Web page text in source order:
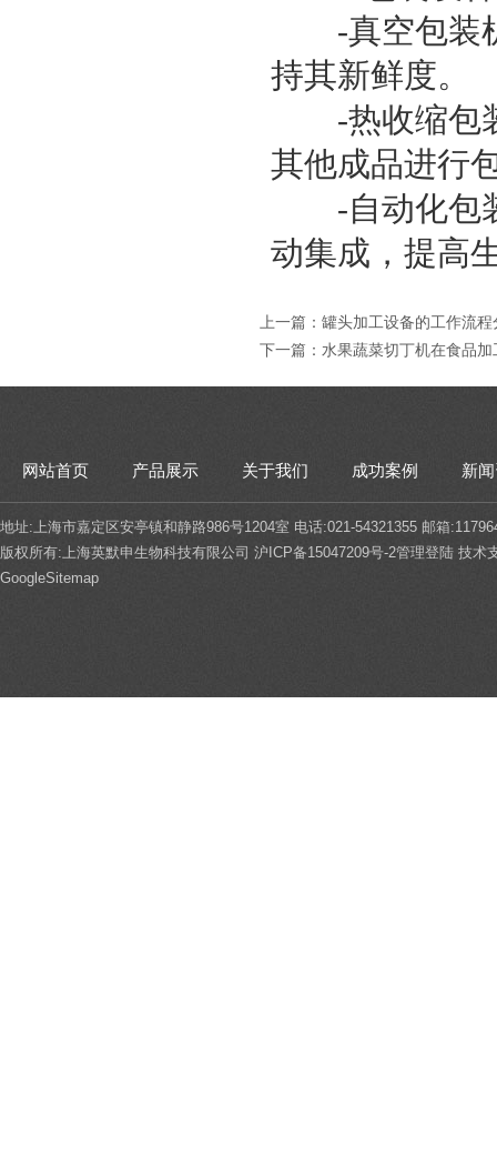
-真空包装机
持其新鲜度。
-热收缩包装
其他成品进行
-自动化包装
动集成，提高
上一篇： 罐头加工设备的工作流程
下一篇： 水果蔬菜切丁机在食品
网站首页 产品展示 关于我们 成功案例 新
地址:上海市嘉定区安亭镇和静路986号1204室 电话:021-54321355 邮箱
版权所有:上海英默申生物科技有限公司 沪ICP备15047209号-2管理登陆 技术
GoogleSitemap